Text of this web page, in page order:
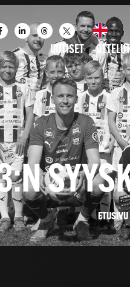
UUTISET OTTELUT
ETUSIVU